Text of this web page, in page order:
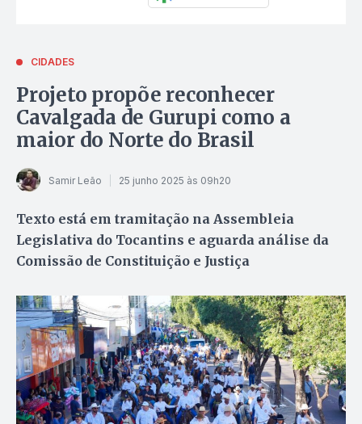
CIDADES
Projeto propõe reconhecer
Cavalgada de Gurupi como a
maior do Norte do Brasil
Samir Leão 25 junho 2025 às 09h20
Texto está em tramitação na Assembleia
Legislativa do Tocantins e aguarda análise da
Comissão de Constituição e Justiça